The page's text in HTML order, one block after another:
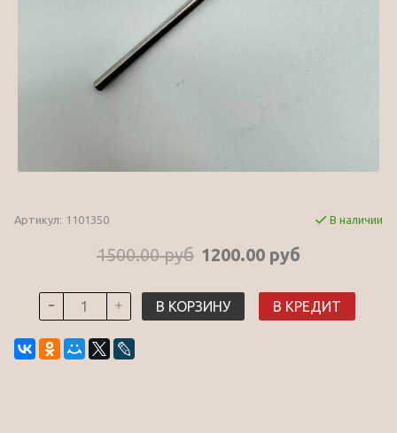
Артикул: 1101350 В наличии
1500.00 руб 1200.00 руб
В КОРЗИНУ В КРЕДИТ